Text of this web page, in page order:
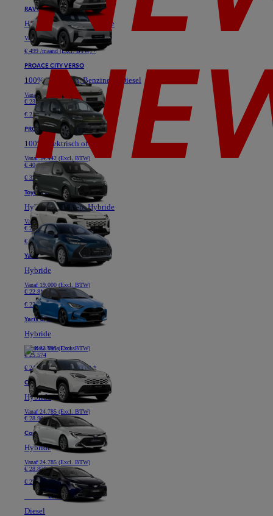
RAV4
Hybride of Plug-in Hybride
Vanaf40.628 (Excl. BTW)
€ 499 /maand (Excl. BTW) *
PROACE CITY VERSO
100% Elektrisch, Benzine of Diesel
Vanaf19.364 (Excl. BTW)
€ 23.331
€ 219 /maand (Excl. BTW) *
PROACE VERSO
100% Elektrisch of Diesel
Vanaf34.442 (Excl. BTW)
€ 40.517
€ 379 /maand (Excl. BTW) *
Toyota C-HR
Hybride of Plug-in Hybride
Vanaf
24.777 (Excl. BTW)
€ 29.736
€ 349 /maand (Excl. BTW) *
Yaris
Hybride
Vanaf 19.000 (Excl. BTW)
€ 22.810
€ 229 /maand (Excl. BTW) *
Yaris Cross
Hybride
Vanaf23.095 (Excl. BTW)
€ 25.574
€ 249 /maand (Excl. BTW) *
Corolla Hatchback
Hybride
Vanaf24.785 (Excl. BTW)
€ 28.901
Corolla Touring Sports
Hybride
Vanaf24.785 (Excl. BTW)
€ 28.876
€ 279 /maand (Excl. BTW) *
NieuweLand Cruiser
Diesel